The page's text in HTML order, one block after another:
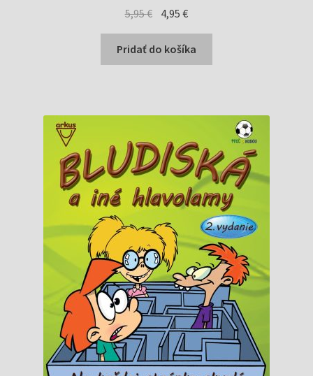
5,95€ Pôvodná
cena
bola:
5,95 €.
4,95€Aktuálna
cena
je:
4,95 €.
Pridať do košíka